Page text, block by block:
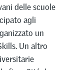
delle scuole
agli
un
Un altro